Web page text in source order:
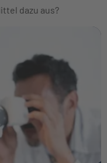
dazu aus?